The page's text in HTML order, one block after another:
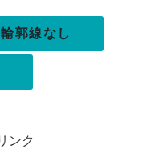
輪郭線なし
ンク